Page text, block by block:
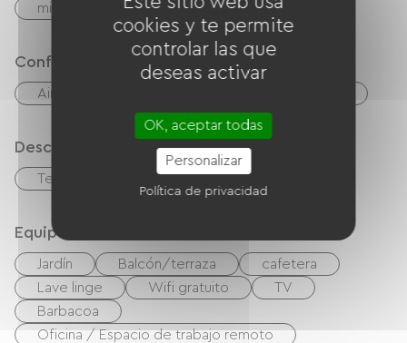
microonda Las cuatro
Confort
Aire acondicionado
Descripción
Terreno privado cercado
Equipos
Jardín Balcón/terraza
cafetera
Lave linge
Wifi gratuito
TV
Barbacoa
Oficina / Espacio de trabajo remoto
cookies y te permite
controlar las que
deseas activar
OK, aceptar todas
Personalizar
Política de privacidad